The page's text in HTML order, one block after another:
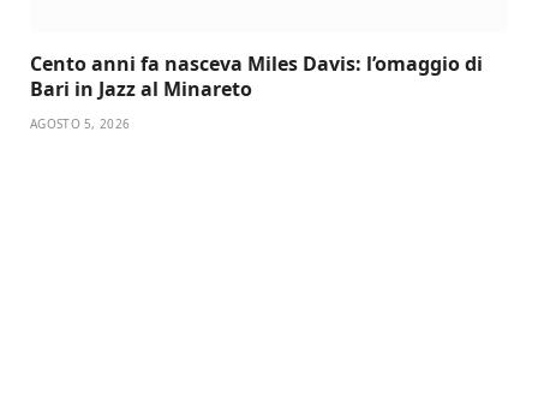
Cento anni fa nasceva Miles Davis: l’omaggio di
Bari in Jazz al Minareto
AGOSTO 5, 2026